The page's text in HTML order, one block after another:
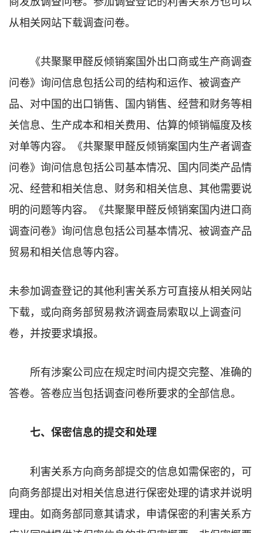
从相关网站下载调查问卷。
《共聚聚甲醛反倾销案国外出口商或生产商调查
问卷》询问信息包括公司的结构和运作、被调查产
品、对中国的出口销售、国内销售、经营和财务等相
关信息、生产成本和相关费用、估算的倾销幅度及核
对单等内容。《共聚聚甲醛反倾销案国内生产者调查
问卷》询问信息包括公司基本情况、国内同类产品情
况、经营和相关信息、财务和相关信息、其他需要说
明的问题等内容。《共聚聚甲醛反倾销案国内进口商
调查问卷》询问信息包括公司基本情况、被调查产品
贸易和相关信息等内容。
未参加调查登记的其他利害关系方可直接从相关网站
下载，或向商务部贸易救济调查局索取以上调查问
卷，并按要求填报。
所有涉案公司应在规定时间内提交完整、准确的
答卷。答卷应当包括调查问卷所要求的全部信息。
七、保密信息的提交和处理
利害关系方向商务部提交的信息如需保密的，可
向商务部提出对相关信息进行保密处理的请求并说明
理由。如商务部同意其请求，申请保密的利害关系方